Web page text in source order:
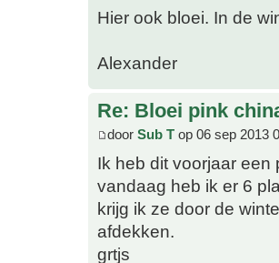
Hier ook bloei. In de
Alexander
Re: Bloei pink
door Sub T op 06 sep 2013
Ik heb dit voorjaar een
vandaag heb ik er 6
krijg ik ze door de
afdekken.
grtjs